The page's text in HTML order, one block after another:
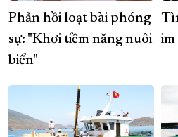
Phản hồi loạt bài phóng
sự: "Khơi tiềm năng nuôi
biển"
im